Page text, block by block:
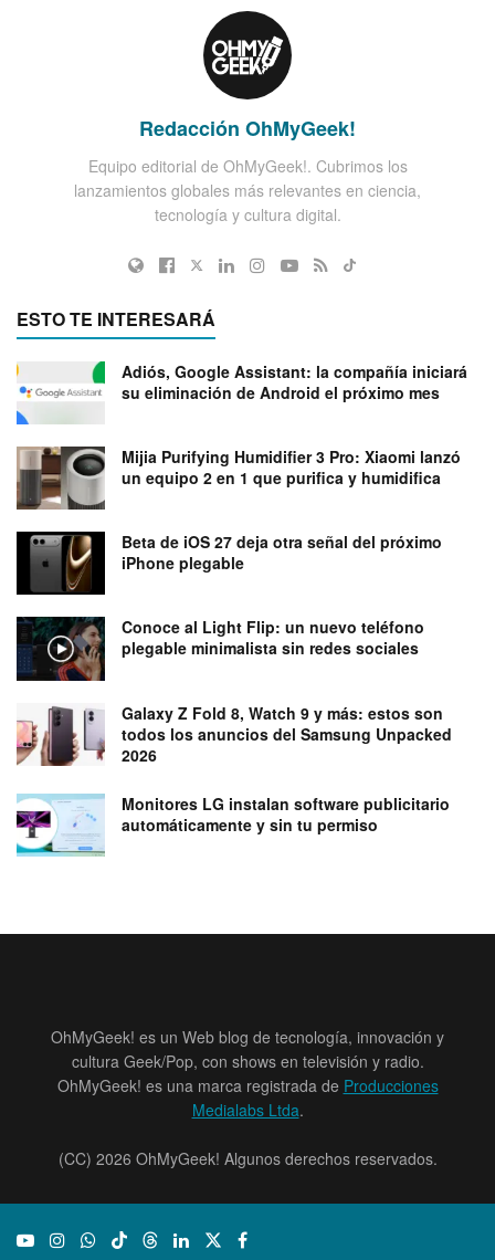
Redacción OhMyGeek!
Equipo editorial de OhMyGeek!. Cubrimos los
lanzamientos globales más relevantes en ciencia,
tecnología y cultura digital.
ESTO TE INTERESARÁ
Adiós, Google Assistant: la compañía iniciará
su eliminación de Android el próximo mes
Mijia Purifying Humidifier 3 Pro: Xiaomi lanzó
un equipo 2 en 1 que purifica y humidifica
Beta de iOS 27 deja otra señal del próximo
iPhone plegable
Conoce al Light Flip: un nuevo teléfono
plegable minimalista sin redes sociales
Galaxy Z Fold 8, Watch 9 y más: estos son
todos los anuncios del Samsung Unpacked
2026
Monitores LG instalan software publicitario
automáticamente y sin tu permiso
OhMyGeek! es un Web blog de tecnología, innovación y
cultura Geek/Pop, con shows en televisión y radio.
OhMyGeek! es una marca registrada de Producciones
Medialabs Ltda.
(CC) 2026 OhMyGeek! Algunos derechos reservados.